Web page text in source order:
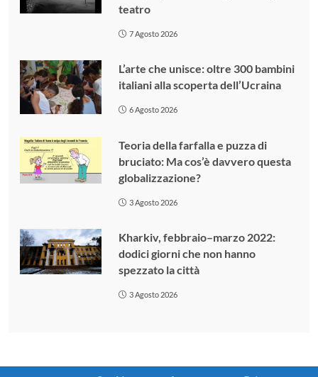
teatro
7 Agosto 2026
L’arte che unisce: oltre 300 bambini
italiani alla scoperta dell’Ucraina
6 Agosto 2026
Teoria della farfalla e puzza di
bruciato: Ma cos’è davvero questa
globalizzazione?
3 Agosto 2026
Kharkiv, febbraio–marzo 2022:
dodici giorni che non hanno
spezzato la città
3 Agosto 2026